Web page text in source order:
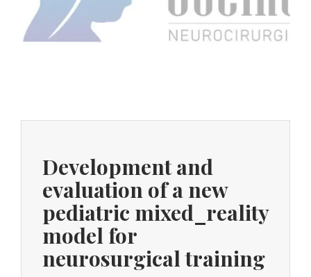
Development and
evaluation of a new
pediatric mixed_reality
model for
neurosurgical training